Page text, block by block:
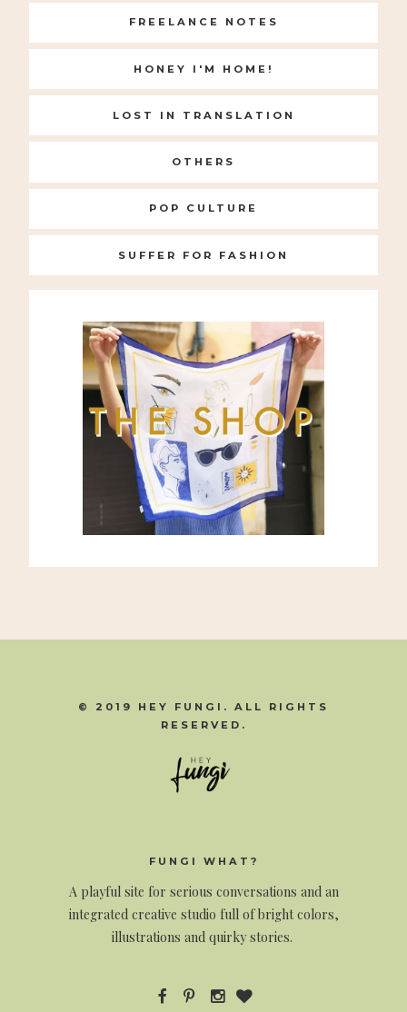
FREELANCE NOTES
HONEY I'M HOME!
LOST IN TRANSLATION
OTHERS
POP CULTURE
SUFFER FOR FASHION
© 2019 HEY FUNGI. ALL RIGHTS
RESERVED.
FUNGI WHAT?
A playful site for serious conversations and an
integrated creative studio full of bright colors,
illustrations and quirky stories.